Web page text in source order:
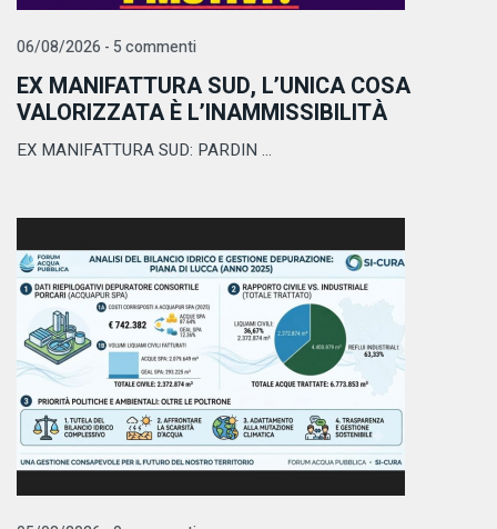
06/08/2026 - 5 commenti
EX MANIFATTURA SUD, L’UNICA COSA
VALORIZZATA È L’INAMMISSIBILITÀ
EX MANIFATTURA SUD: PARDIN ...